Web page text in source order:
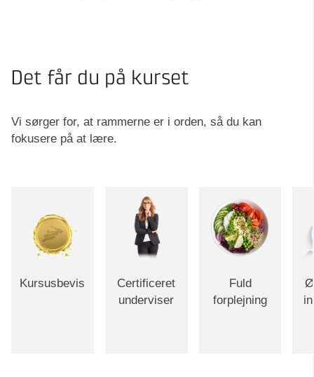
Det får du på kurset
Vi sørger for, at rammerne er i orden, så du kan
fokusere på at lære.
Kursusbevis
Certificeret
underviser
Fuld
forplejning